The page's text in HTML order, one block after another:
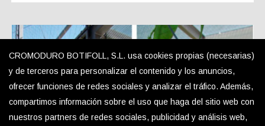
CROMODURO BOTIFOLL, S.L. usa cookies propias (necesarias)
y de terceros para personalizar el contenido y los anuncios,
ofrecer funciones de redes sociales y analizar el tráfico. Además,
compartimos información sobre el uso que haga del sitio web con
nuestros partners de redes sociales, publicidad y análisis web,